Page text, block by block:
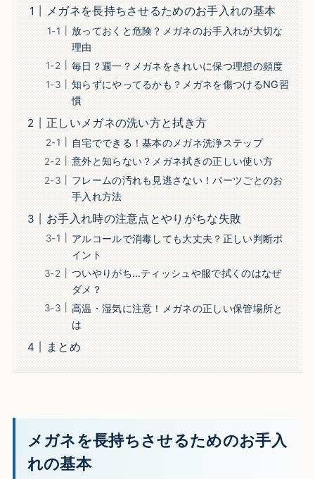
メガネを長持ちさせるためのお手入れの基本
放っておくと危険？メガネのお手入れが大切な
理由
毎日？週一？メガネをきれいに保つ理想の頻度
知らずにやってるかも？メガネを傷つけるNG習
慣
正しいメガネの洗い方と拭き方
自宅でできる！基本のメガネ洗浄ステップ
意外と知らない？メガネ拭きの正しい使い方
フレームの汚れも見逃さない！パーツごとのお
手入れ方法
お手入れ時の注意点とやりがちな失敗
アルコールで消毒しても大丈夫？正しい判断ポ
イント
ついやりがち…ティッシュや服で拭くのはなぜ
ダメ？
高温・湿気に注意！メガネの正しい保管場所と
は
まとめ
メガネを長持ちさせるためのお手入
れの基本